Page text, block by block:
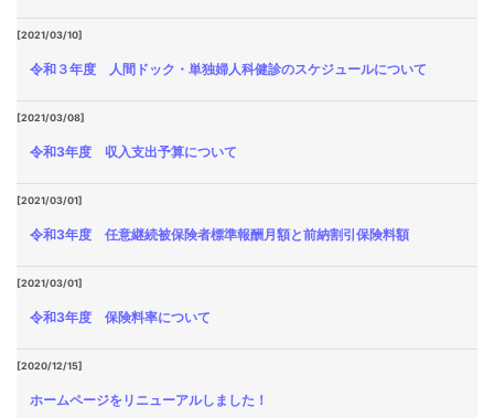
[2021/03/10]
令和３年度 人間ドック・単独婦人科健診のスケジュールについて
[2021/03/08]
令和3年度 収入支出予算について
[2021/03/01]
令和3年度 任意継続被保険者標準報酬月額と前納割引保険料額
[2021/03/01]
令和3年度 保険料率について
[2020/12/15]
ホームページをリニューアルしました！